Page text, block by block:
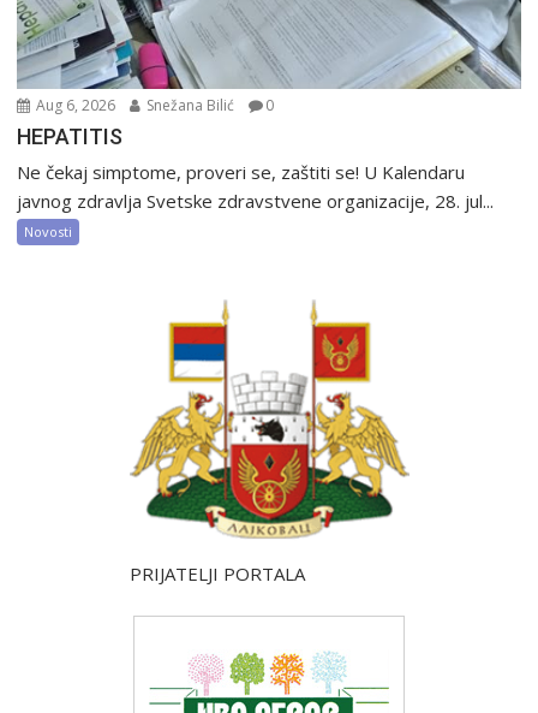
Aug 6, 2026 Snežana Bilić 0
HEPATITIS
Ne čekaj simptome, proveri se, zaštiti se! U Kalendaru
javnog zdravlja Svetske zdravstvene organizacije, 28. jul...
Novosti
PRIJATELJI PORTALA